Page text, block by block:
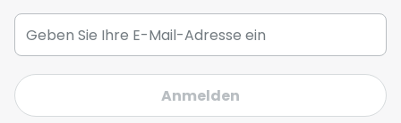
Anmelden